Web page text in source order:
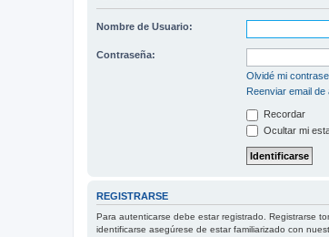
Nombre de Usuario:
Contraseña:
Olvidé mi
Reenviar email de
Recordar
Ocultar mi
REGISTRARSE
Para autenticarse debe estar registrado. Registrarse
identificarse asegúrese de estar familiarizado con